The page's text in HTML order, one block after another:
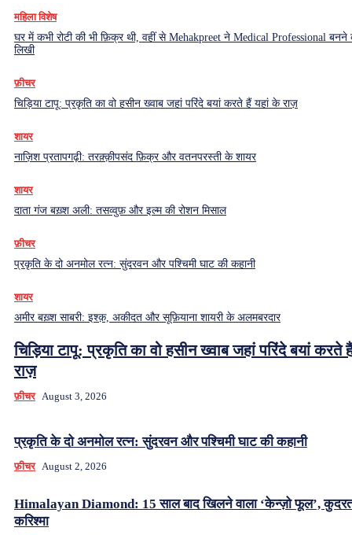
महिला विशेष
घर में कभी रोटी की भी फ़िक्र थी, वहीं से Mehakpreet ने Medical Professional बनने
लिखी
फ़ीचर
चिड़िया टापू: प्रकृति का वो हसीन ख्वाब जहां परिंदे बयां करते हैं यहां के राज़
शायर
नाज़िश प्रतापगढ़ी: तरक़्क़ीपसंद फ़िक्र और वतनपरस्ती के शायर
शायर
दाता गंज बख़्श अली: तसव्वुफ़ और इल्म की रोशन मिसाल
फ़ीचर
प्रकृति के दो अनमोल रत्न: सुंदरवन और पश्चिमी घाट की कहानी
शायर
अमीर बख़्श साबरी: इश्क़, अकीदत और सूफ़ियाना शायरी के अलमबरदार
चिड़िया टापू: प्रकृति का वो हसीन ख्वाब जहां परिंदे बयां करते
राज़
फ़ीचर August 3, 2026
प्रकृति के दो अनमोल रत्न: सुंदरवन और पश्चिमी घाट की कहानी
फ़ीचर August 2, 2026
Himalayan Diamond: 15 साल बाद खिलने वाला ‘केन्ज़ो फूल’,
करिश्मा